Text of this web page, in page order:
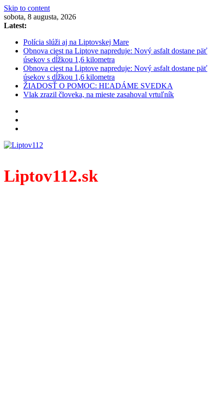
Skip to content
sobota, 8 augusta, 2026
Latest:
Polícia slúži aj na Liptovskej Mare
Obnova ciest na Liptove napreduje: Nový asfalt dostane päť
úsekov s dĺžkou 1,6 kilometra
Obnova ciest na Liptove napreduje: Nový asfalt dostane päť
úsekov s dĺžkou 1,6 kilometra
ŽIADOSŤ O POMOC: HĽADÁME SVEDKA
Vlak zrazil človeka, na mieste zasahoval vrtuľník
Liptov112.sk